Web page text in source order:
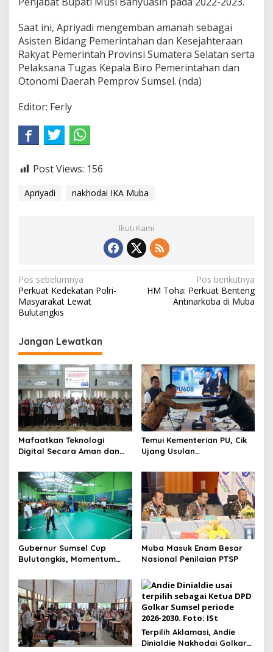
Saat ini, Apriyadi mengemban amanah sebagai
Asisten Bidang Pemerintahan dan Kesejahteraan
Rakyat Pemerintah Provinsi Sumatera Selatan serta
Pelaksana Tugas Kepala Biro Pemerintahan dan
Otonomi Daerah Pemprov Sumsel. (nda)
Editor: Ferly
Post Views: 156
Apriyadi nakhodai IKA Muba
Ikuti Kami
N
a
v
i
g
a
s
i
p
o
s
Pos sebelumnya
Perkuat Kedekatan Polri-
Masyarakat Lewat
Bulutangkis
Pos berikutnya
HM Toha: Perkuat Benteng
Antinarkoba di Muba
Jangan Lewatkan
Mafaatkan Teknologi
Digital Secara Aman dan
Temui Kementerian PU, Cik
Ujang Usulan
Jalan
Gubernur Sumsel Cup
Bulutangkis, Momentum
Muba Masuk Enam Besar
Nasional Penilaian PTSP
Terpilih Aklamasi, Andie
Dinialdie Nakhodai Golkar